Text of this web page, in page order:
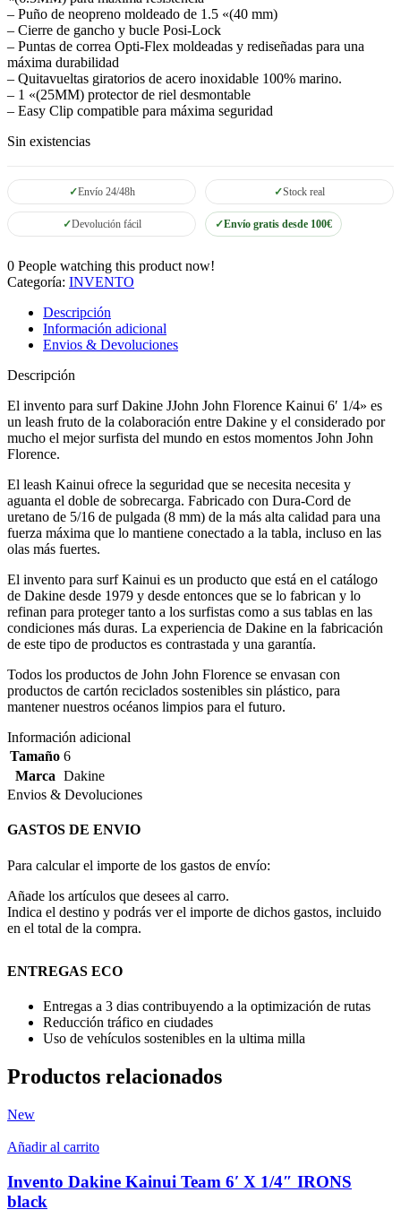
– Puño de neopreno moldeado de 1.5 «(40 mm)
– Cierre de gancho y bucle Posi-Lock
– Puntas de correa Opti-Flex moldeadas y rediseñadas para una
máxima durabilidad
– Quitavueltas giratorios de acero inoxidable 100% marino.
– 1 «(25MM) protector de riel desmontable
– Easy Clip compatible para máxima seguridad
Sin existencias
Envío 24/48h Stock real
Devolución fácil Envío gratis desde 100€
0 People watching this product now!
Categoría: INVENTO
Descripción
Información adicional
Envios & Devoluciones
Descripción
El invento para surf Dakine JJohn John Florence Kainui 6′ 1/4» es
un leash fruto de la colaboración entre Dakine y el considerado por
mucho el mejor surfista del mundo en estos momentos John John
Florence.
El leash Kainui ofrece la seguridad que se necesita necesita y
aguanta el doble de sobrecarga. Fabricado con Dura-Cord de
uretano de 5/16 de pulgada (8 mm) de la más alta calidad para una
fuerza máxima que lo mantiene conectado a la tabla, incluso en las
olas más fuertes.
El invento para surf Kainui es un producto que está en el catálogo
de Dakine desde 1979 y desde entonces que se lo fabrican y lo
refinan para proteger tanto a los surfistas como a sus tablas en las
condiciones más duras. La experiencia de Dakine en la fabricación
de este tipo de productos es contrastada y una garantía.
Todos los productos de John John Florence se envasan con
productos de cartón reciclados sostenibles sin plástico, para
mantener nuestros océanos limpios para el futuro.
Información adicional
Tamaño 6
Marca Dakine
Envios & Devoluciones
GASTOS DE ENVIO
Para calcular el importe de los gastos de envío:
Añade los artículos que desees al carro.
Indica el destino y podrás ver el importe de dichos gastos, incluido
en el total de la compra.
ENTREGAS ECO
Entregas a 3 dias contribuyendo a la optimización de rutas
Reducción tráfico en ciudades
Uso de vehículos sostenibles en la ultima milla
Productos relacionados
New
Añadir al carrito
Invento Dakine Kainui Team 6′ X 1/4″ IRONS
black